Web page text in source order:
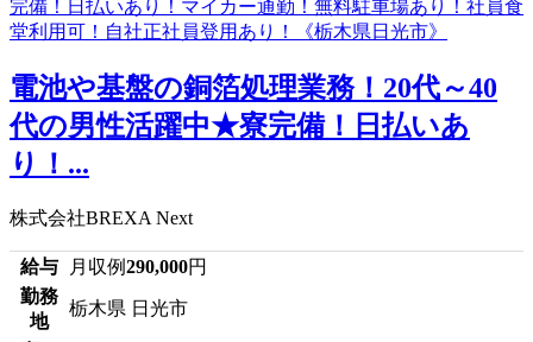
電池や基盤の銅箔処理業務！20代～40
代の男性活躍中★寮完備！日払いあ
り！...
株式会社BREXA Next
給与 月収例290,000円
勤務
地
栃木県 日光市